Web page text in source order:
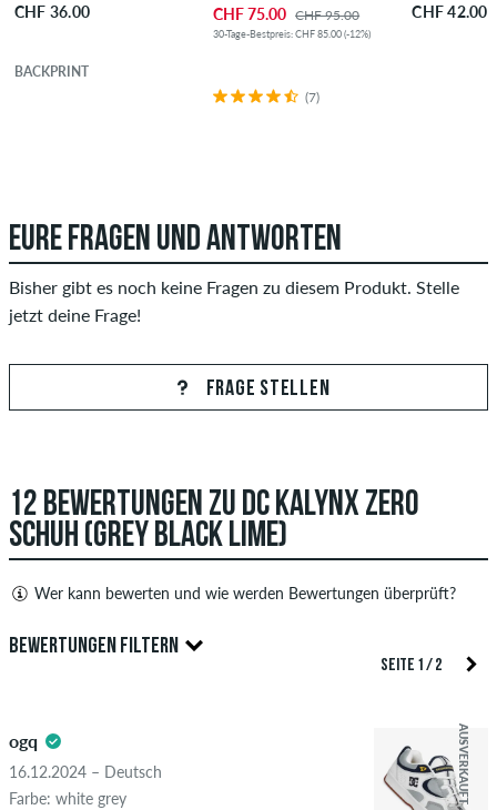
CHF 36.00
BACKPRINT
CHF 75.00 CHF 95.00
30-Tage-Bestpreis: CHF 85.00 (-12%)
(7)
CHF 42.00
EURE FRAGEN UND ANTWORTEN
Bisher gibt es noch keine Fragen zu diesem Produkt. Stelle
jetzt deine Frage!
FRAGE STELLEN
12 BEWERTUNGEN ZU DC KALYNX ZERO
SCHUH (GREY BLACK LIME)
Wer kann bewerten und wie werden Bewertungen überprüft?
Nur Personen mit einem skatedeluxe Kundenkonto können
Bewertungen abgeben. Diese werden erst nach unserer
beleidigenden oder obszönen Inhalten sowie Bewertungen,
die geltendes Recht oder Urheberrechte verletzen oder Spam
und Fremdwerbung enthalten, werden nicht veröffentlicht.
BEWERTUNGEN FILTERN
5.0
SEITE 1 / 2
ogq
16.12.2024 – Deutsch
Farbe: white grey
AUSVERKAUFT